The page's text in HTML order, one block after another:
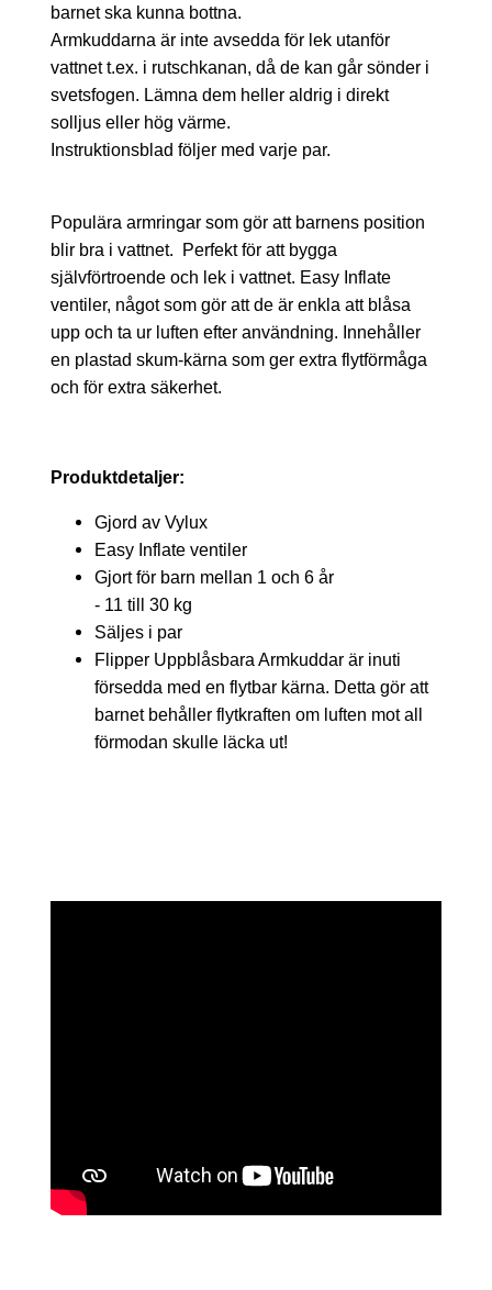
barnet ska kunna bottna.
Armkuddarna är inte avsedda för lek utanför
vattnet t.ex. i rutschkanan, då de kan går sönder i
svetsfogen. Lämna dem heller aldrig i direkt
solljus eller hög värme.
Instruktionsblad följer med varje par.
Populära armringar som gör att barnens position
blir bra i vattnet. Perfekt för att bygga
självförtroende och lek i vattnet. Easy Inflate
ventiler, något som gör att de är enkla att blåsa
upp och ta ur luften efter användning. Innehåller
en plastad skum-kärna som ger extra flytförmåga
och för extra säkerhet.
Produktdetaljer:
Gjord av Vylux
Easy Inflate ventiler
Gjort för barn mellan 1 och 6 år
- 11 till 30 kg
Säljes i par
Flipper Uppblåsbara Armkuddar är inuti
försedda med en flytbar kärna. Detta gör att
barnet behåller flytkraften om luften mot all
förmodan skulle läcka ut!